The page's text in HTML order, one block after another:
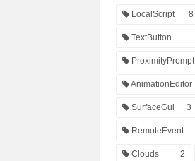
LocalScript 8
TextButton
ProximityPrompt
AnimationEditor
SurfaceGui 3
RemoteEvent
Clouds 2